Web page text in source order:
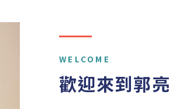
WELCOME
歡迎來到郭